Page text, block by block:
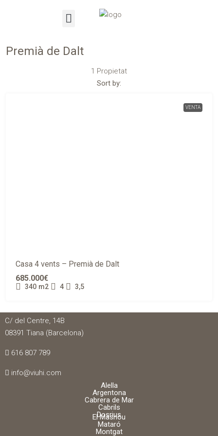
Premià de Dalt
1 Propietat
Sort by:
VENTA
Casa 4 vents – Premià de Dalt
685.000€
340 m2 4 3,5
C/ del Centre, 14B
08391 Tiana (Barcelona)
616 807 789
info@viuhi.com
Alella
Argentona
Cabrera de Mar
Cabrils
Dosrius
El Masnou
Mataró
Montgat